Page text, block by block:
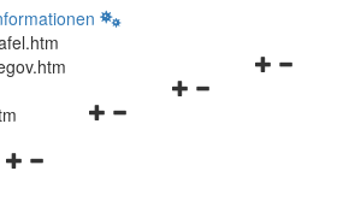
Navigationsmenü
Navigationsmenü
Navigationsmenü